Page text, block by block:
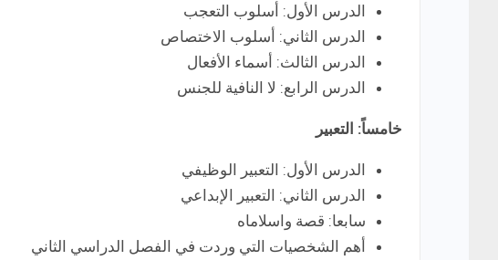
الدرس الأول: أسلوب التعجب
الدرس الثاني: أسلوب الاختصاص
الدرس الثالث: أسماء الأفعال
الدرس الرابع: لا النافية للجنس
خامساً: التعبير
الدرس الأول: التعبير الوظيفي
الدرس الثاني: التعبير الإبداعي
سابعا: قصة واسلاماه
أهم الشخصيات التي وردت في الفصل الدراسي الثاني